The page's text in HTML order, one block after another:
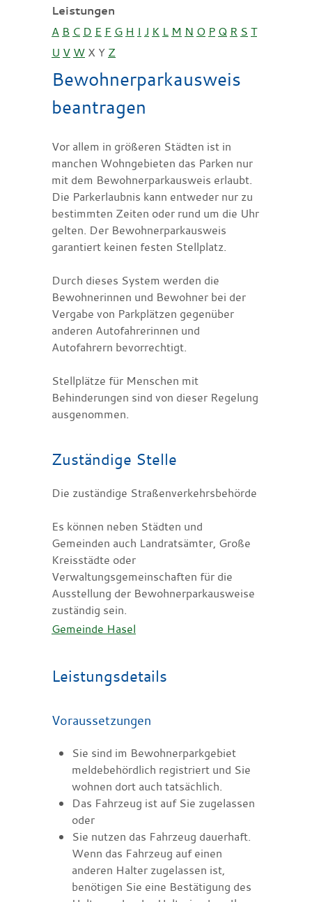
Leistungen
A B C D E F G H I J K L M N O P Q R S T
U V W X Y Z
Bewohnerparkausweis
beantragen
Vor allem in größeren Städten ist in
manchen Wohngebieten das Parken nur
mit dem Bewohnerparkausweis erlaubt.
Die Parkerlaubnis kann entweder nur zu
bestimmten Zeiten oder rund um die Uhr
gelten. Der Bewohnerparkausweis
garantiert keinen festen Stellplatz.
Durch dieses System werden die
Bewohnerinnen und Bewohner bei der
Vergabe von Parkplätzen gegenüber
anderen Autofahrerinnen und
Autofahrern bevorrechtigt.
Stellplätze für Menschen mit
Behinderungen sind von dieser Regelung
ausgenommen.
Zuständige Stelle
Die zuständige Straßenverkehrsbehörde
Es können neben Städten und
Gemeinden auch Landratsämter, Große
Kreisstädte oder
Verwaltungsgemeinschaften für die
Ausstellung der Bewohnerparkausweise
zuständig sein.
Gemeinde Hasel
Leistungsdetails
Voraussetzungen
Sie sind im Bewohnerparkgebiet
meldebehördlich registriert und Sie
wohnen dort auch tatsächlich.
Das Fahrzeug ist auf Sie zugelassen
oder
Sie nutzen das Fahrzeug dauerhaft.
Wenn das Fahrzeug auf einen
anderen Halter zugelassen ist,
benötigen Sie eine Bestätigung des